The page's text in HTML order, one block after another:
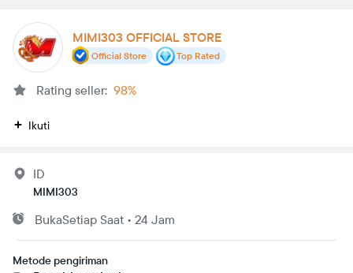
MIMI303 OFFICIAL STORE
Official Store Top Rated
Rating seller: 98%
Ikuti
ID
MIMI303
BukaSetiap Saat • 24 Jam
Metode pengiriman